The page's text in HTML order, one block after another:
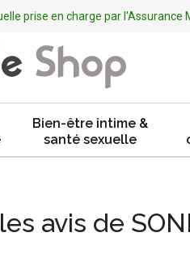
prise en charge par l'Assurance
Bien-être intime &
santé sexuelle
avis de